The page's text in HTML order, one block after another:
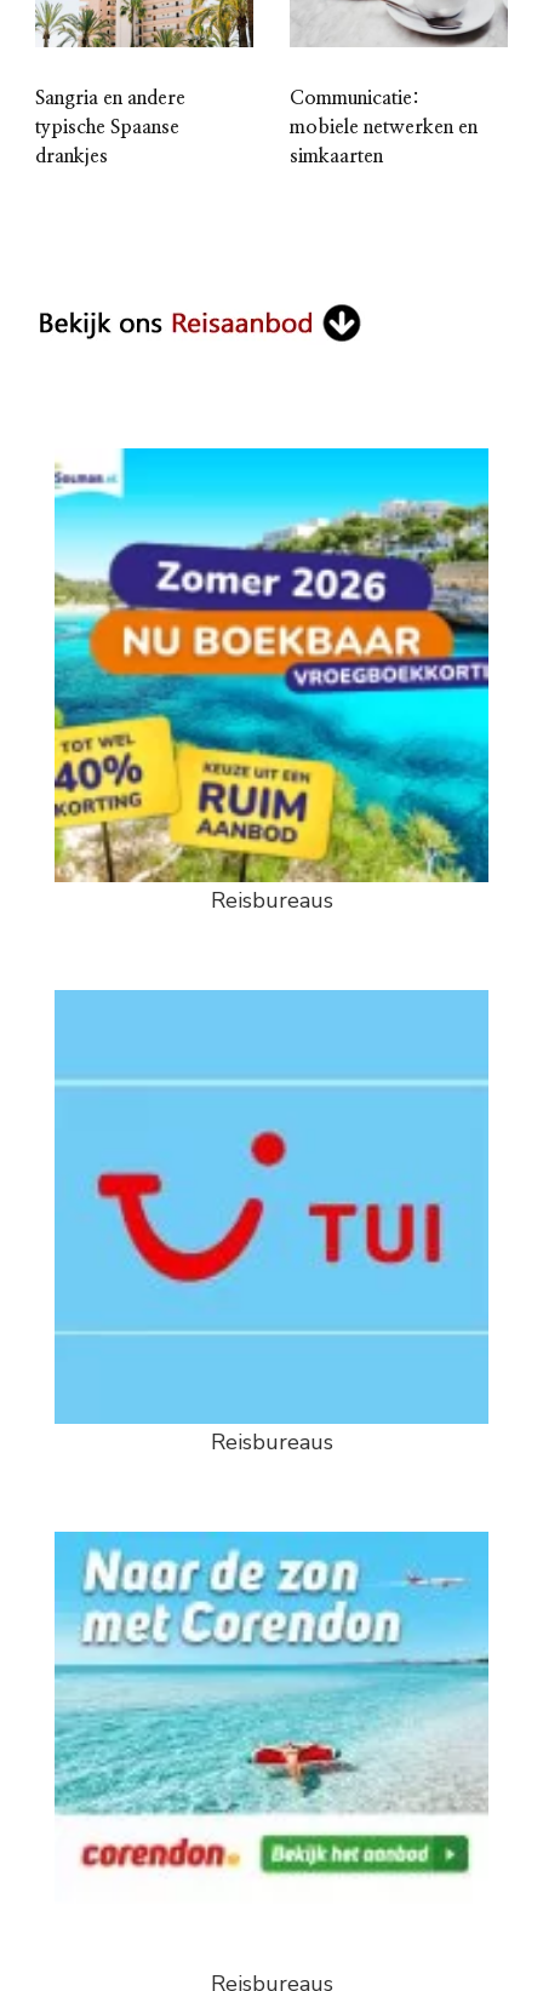
Sangria en andere
typische Spaanse
drankjes
Communicatie:
mobiele netwerken en
simkaarten
Reisbureaus
Reisbureaus
Reisbureaus